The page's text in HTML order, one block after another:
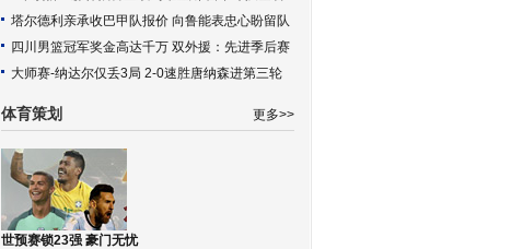
塔尔德利亲承收巴甲队报价 向鲁能表忠心盼留队
四川男篮冠军奖金高达千万 双外援：先进季后赛
大师赛-纳达尔仅丢3局 2-0速胜唐纳森进第三轮
体育策划 更多>>
世预赛锁23强 豪门无忧